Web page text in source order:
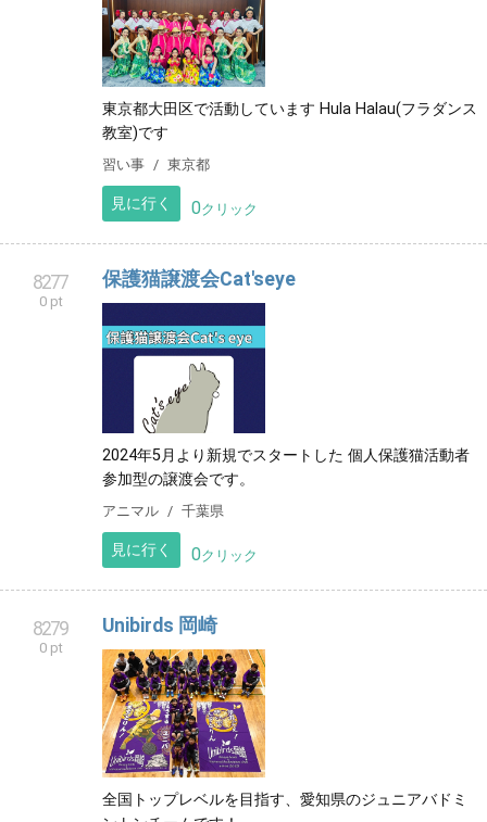
東京都大田区で活動しています Hula Halau(フラダンス
教室)です
習い事 東京都
見に行く 0クリック
8277
0 pt
保護猫譲渡会Cat'seye
2024年5月より新規でスタートした 個人保護猫活動者
参加型の譲渡会です。
アニマル 千葉県
見に行く 0クリック
8279
0 pt
Unibirds 岡崎
全国トップレベルを目指す、愛知県のジュニアバドミ